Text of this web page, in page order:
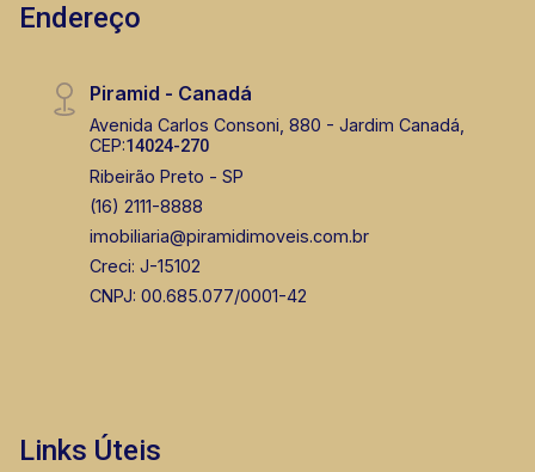
Endereço
Piramid - Canadá
Avenida Carlos Consoni, 880 - Jardim Canadá,
CEP:14024-270
Ribeirão Preto - SP
(16) 2111-8888
imobiliaria@piramidimoveis.com.br
Creci: J-15102
CNPJ: 00.685.077/0001-42
Links Úteis